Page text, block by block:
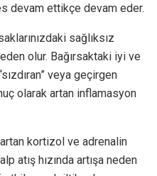
devam ettikçe devam eder.
sağlıksız
olur. Bağırsaktaki iyi ve
veya geçirgen
olarak artan inflamasyon
kortizol ve adrenalin
atış hızında artışa neden